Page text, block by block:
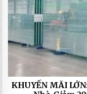
KHUYẾN MÃI